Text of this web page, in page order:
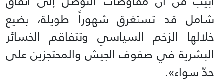
شامل قد تستغرق شهوراً طويلة، يضيع
خلالها الزخم السياسي وتتفاقم الخسائر
البشرية في صفوف الجيش والمحتجزين على
حدّ سواء».